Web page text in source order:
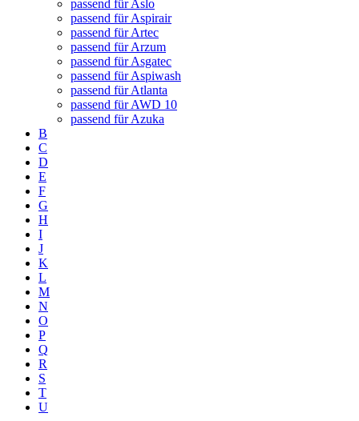
passend für Aslo
passend für Aspirair
passend für Artec
passend für Arzum
passend für Asgatec
passend für Aspiwash
passend für Atlanta
passend für AWD 10
passend für Azuka
B
C
D
E
F
G
H
I
J
K
L
M
N
O
P
Q
R
S
T
U